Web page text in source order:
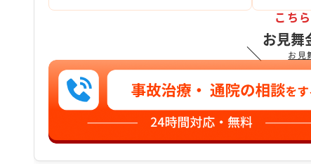
＼
こち
お見舞
お見